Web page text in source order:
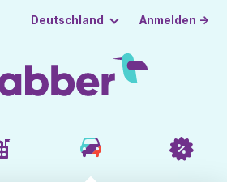
Deutschland Anmelden →